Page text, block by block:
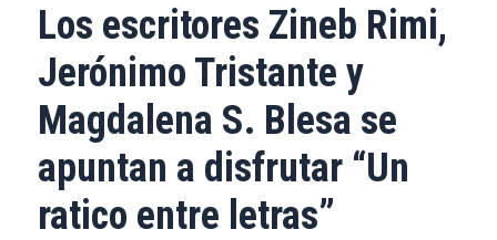
Los escritores Zineb Rimi,
Jerónimo Tristante y
Magdalena S. Blesa se
apuntan a disfrutar “Un
ratico entre letras”